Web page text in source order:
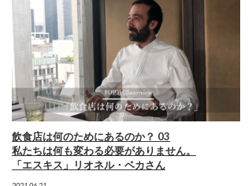
飲食店は何のためにあるのか？ 03
私たちは何も変わる必要がありません。
「エスキス」リオネル・ベカさん